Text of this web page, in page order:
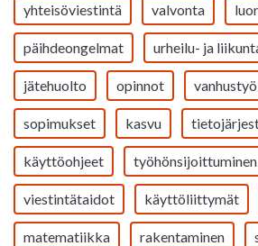
yhteisöviestintä valvonta
päihdeongelmat urheilu- ja
jätehuolto opinnot vanhustyö
sopimukset kasvu
käyttöohjeet työhönsijoittuminen
viestintätaidot käyttöliittymät
matematiikka rakentaminen